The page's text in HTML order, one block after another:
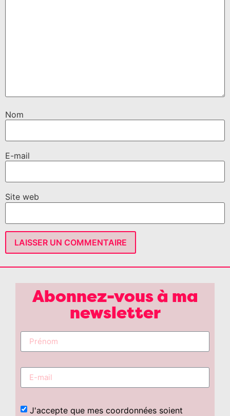
Nom
E-mail
Site web
Abonnez-vous à ma
newsletter
J'accepte que mes coordonnées soient